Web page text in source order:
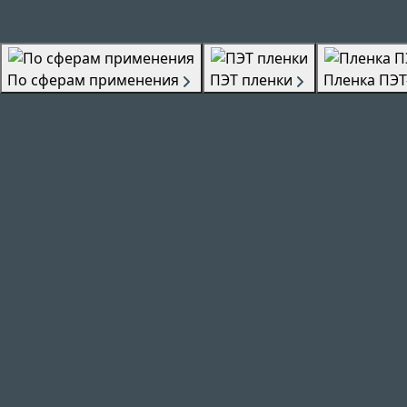
По сферам применения ПЭТ пленки Пленка